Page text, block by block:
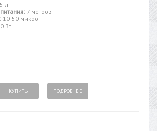
л
7 метров
10-50 микрон
Вт
КУПИТЬ ПОДРОБНЕЕ